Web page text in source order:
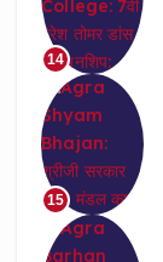
14
15